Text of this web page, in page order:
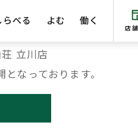
らべる よむ 働く
店
荘 立川店
なっております。